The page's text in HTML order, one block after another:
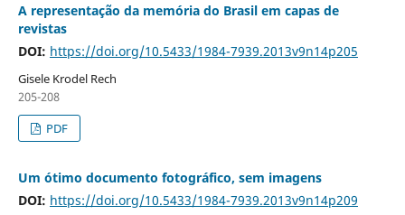
A representação da memória do Brasil em capas de
revistas
DOI: https://doi.org/10.5433/1984-7939.2013v9n14p205
Gisele Krodel Rech
205-208
PDF
Um ótimo documento fotográfico, sem imagens
DOI: https://doi.org/10.5433/1984-7939.2013v9n14p209